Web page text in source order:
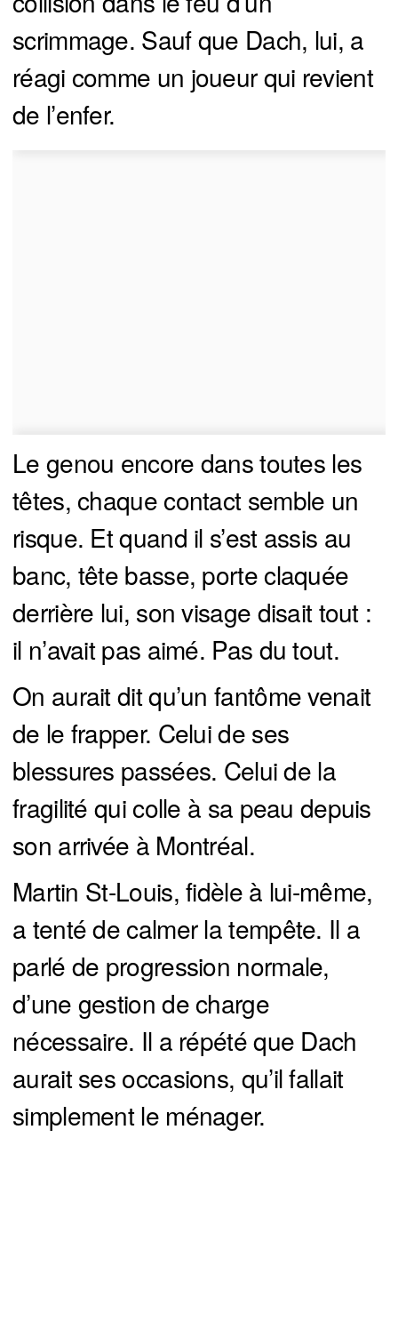
scrimmage. Sauf que Dach, lui, a
réagi comme un joueur qui revient
de l’enfer.
Le genou encore dans toutes les
têtes, chaque contact semble un
risque. Et quand il s’est assis au
banc, tête basse, porte claquée
derrière lui, son visage disait tout :
il n’avait pas aimé. Pas du tout.
On aurait dit qu’un fantôme venait
de le frapper. Celui de ses
blessures passées. Celui de la
fragilité qui colle à sa peau depuis
son arrivée à Montréal.
Martin St-Louis, fidèle à lui-même,
a tenté de calmer la tempête. Il a
parlé de progression normale,
d’une gestion de charge
nécessaire. Il a répété que Dach
aurait ses occasions, qu’il fallait
simplement le ménager.